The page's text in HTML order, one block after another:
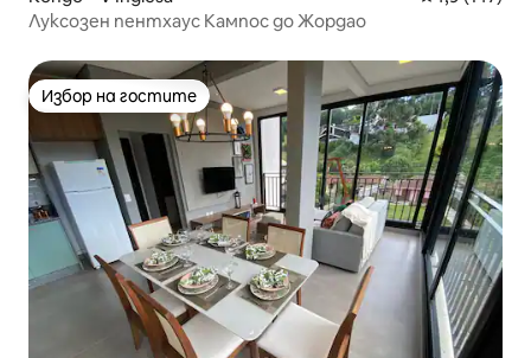
Луксозен пентхаус Кампос до Жордао
Избор на гостите
Избор на гостите